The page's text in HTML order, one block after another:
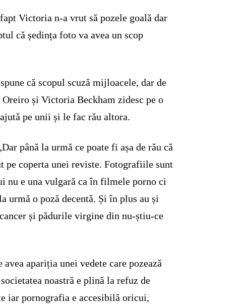
Victoria n-a vrut să pozele goală dar
că ședința foto va avea un scop
că scopul scuză mijloacele, dar de
Oreiro și Victoria Beckham zidesc pe o
pe unii și le fac rău altora.
până la urmă ce poate fi așa de rău că
pe coperta unei reviste. Fotografiile sunt
nu e una vulgară ca în filmele porno ci
urmă o poză decentă. Și în plus au și
și pădurile virgine din nu-știu-ce
avea apariția unei vedete care pozează
noastră e plină la refuz de
iar pornografia e accesibilă oricui,